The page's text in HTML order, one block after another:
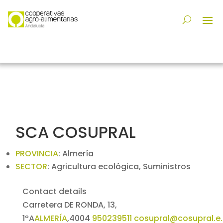
SCA COSUPRAL
PROVINCIA: Almería
SECTOR: Agricultura ecológica, Suministros
Contact details
Carretera DE RONDA, 13,
1ºAALMERÍA,4004 950239511